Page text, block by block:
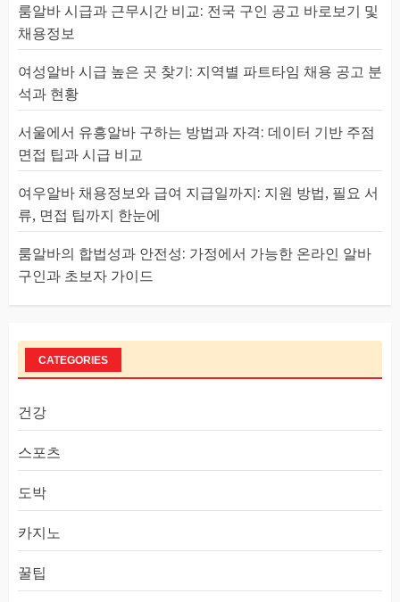
룸알바 시급과 근무시간 비교: 전국 구인 공고 바로보기 및
채용정보
여성알바 시급 높은 곳 찾기: 지역별 파트타임 채용 공고 분
석과 현황
서울에서 유흥알바 구하는 방법과 자격: 데이터 기반 주점
면접 팁과 시급 비교
여우알바 채용정보와 급여 지급일까지: 지원 방법, 필요 서
류, 면접 팁까지 한눈에
룸알바의 합법성과 안전성: 가정에서 가능한 온라인 알바
구인과 초보자 가이드
CATEGORIES
건강
스포츠
도박
카지노
꿀팁